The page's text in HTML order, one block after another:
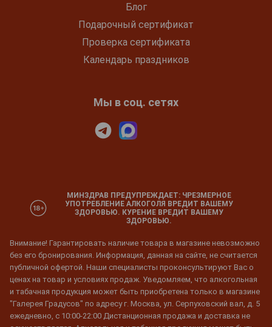
Блог
Подарочный сертификат
Проверка сертификата
Календарь праздников
Мы в соц. сетях
МИНЗДРАВ ПРЕДУПРЕЖДАЕТ: ЧРЕЗМЕРНОЕ
УПОТРЕБЛЕНИЕ АЛКОГОЛЯ ВРЕДИТ ВАШЕМУ
ЗДОРОВЬЮ. КУРЕНИЕ ВРЕДИТ ВАШЕМУ
ЗДОРОВЬЮ.
Внимание! Гарантировать наличие товара в магазине невозможно
без его бронирования. Информация, данная на сайте, не считается
публичной офертой. Наши специалисты проконсультируют Вас о
ценах на товар и условиях продаж. Уведомляем, что алкогольная
и табачная продукция может быть приобретена только в магазине
"Галерея Градусов" по адресу г. Москва, ул. Серпуховский вал, д. 5
ежедневно, с 10:00-22:00 Дистанционная продажа и доставка не